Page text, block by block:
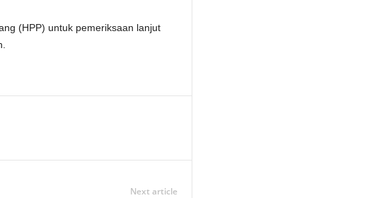
(HPP) untuk pemeriksaan lanjut
Next article